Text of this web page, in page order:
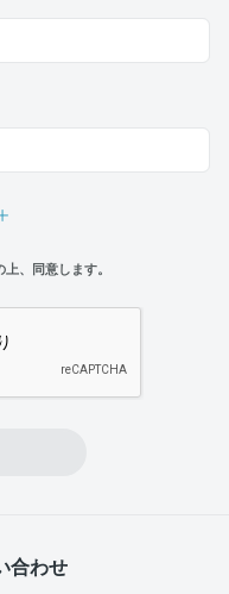
上、同意します。
合わせ